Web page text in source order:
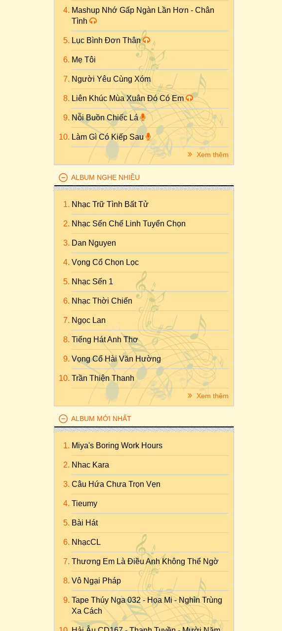
Mashup Nhớ Gấp Ngàn Lần Hơn - Chân
Tình
Lục Bình Đơn Thân
Mẹ Tôi
Người Yêu Cùng Xóm
Liên Khúc Mùa Xuân Đó Có Em
Nỗi Buồn Chiếc Lá
Làm Gì Có Kiếp Sau
Xem thêm
ALBUM NGHE NHIỀU
Nhạc Trữ Tình Bất Tử
Nhạc Sến Chế Linh Tuyển Chọn
Dan Nguyen
Vọng Cổ Chọn Lọc
Nhạc Sến 1
Nhạc Thời Chiến
Ngọc Lan
Tiếng Hát Anh Thơ
Vọng Cổ Hài Văn Hường
Trần Thiện Thanh
Xem thêm
ALBUM MỚI NHẤT
Miya's Boring Work Hours
Nhac Kara
Câu Hứa Chưa Trọn Vẹn
Tieumy
Bài Hát
NhạcCL
Thương Em Là Điều Anh Không Thể Ngờ
Vô Ngại Pháp
Tape Thúy Nga 032 - Họa Mi - Nghìn Trùng
Xa Cách